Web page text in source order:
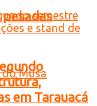
pesadas
em Tarauacá